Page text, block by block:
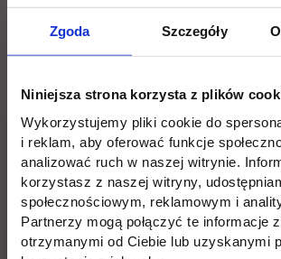
Zgoda Szczegóły
Niniejsza strona korzysta z plików
Wykorzystujemy pliki cookie do
i reklam, aby oferować funkcje
analizować ruch w naszej witrynie.
korzystasz z naszej witryny,
społecznościowym, reklamowym i
Partnerzy mogą połączyć te informacje
otrzymanymi od Ciebie lub uzyskanymi
logistycznych i spedycyjnych.
Więcej informacji:Biuro Karier, tel.
mail:kariera@uth.edu.pl link otwiera
Pomiń
Edukacja Student